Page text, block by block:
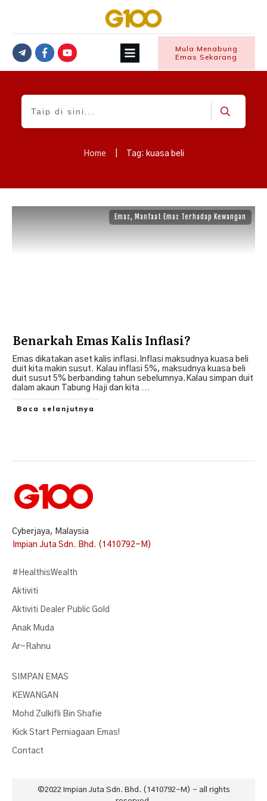
Mula Menabung
Emas Sekarang
Home Tag: kuasa beli
Emas, Manfaat Emas Terhadap Kewangan
Benarkah Emas Kalis Inflasi?
Emas dikatakan aset kalis inflasi.Inflasi maksudnya kuasa beli
duit kita makin susut. Kalau inflasi 5%, maksudnya kuasa beli
duit susut 5% berbanding tahun sebelumnya.Kalau simpan duit
dalam akaun Tabung Haji dan kita ...
Baca selanjutnya
Cyberjaya, Malaysia
Impian Juta Sdn. Bhd. (1410792-M)
#HealthisWealth
Aktiviti
Aktiviti Dealer Public Gold
Anak Muda
Ar-Rahnu
SIMPAN EMAS
KEWANGAN
Mohd Zulkifli Bin Shafie
Kick Start Perniagaan Emas!
Contact
©2022 Impian Juta Sdn. Bhd. (1410792-M) - all rights